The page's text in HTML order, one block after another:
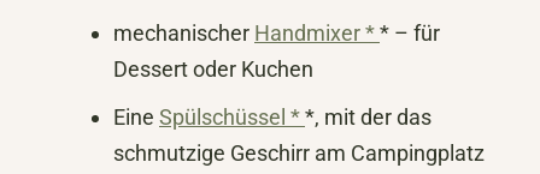
mechanischer Handmixer ** – für
Dessert oder Kuchen
Eine Spülschüssel **, mit der das
schmutzige Geschirr am Campingplatz